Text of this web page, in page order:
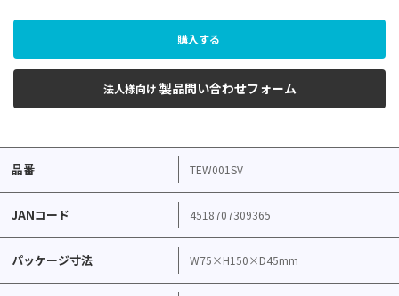
購入する
法人様向け 製品問い合わせフォーム
品番 TEW001SV
JANコード 4518707309365
パッケージ寸法 W75×H150×D45mm